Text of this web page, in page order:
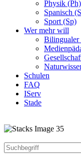
Physik (Ph)
Spanisch
Sport (Sp)
Wer mehr will
Bilingualer
Schulen
FAQ
IServ
Stade